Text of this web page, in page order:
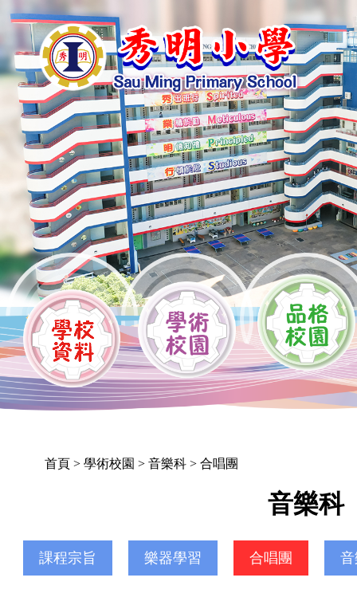
首頁> 學術校園 > 音樂科 > 合唱團
音樂科
課程宗旨 樂器學習 合唱團